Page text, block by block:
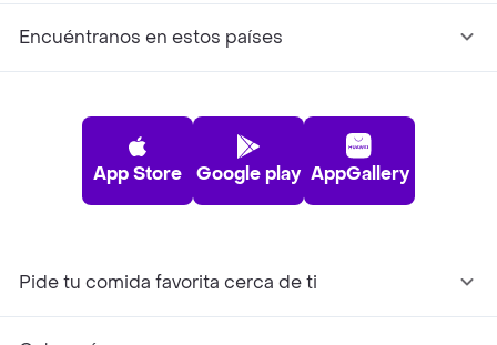
Encuéntranos en estos países
App Store Google play AppGallery
Pide tu comida favorita cerca de ti